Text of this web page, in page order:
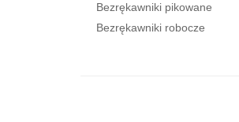
Bezrękawniki pikowane
Bezrękawniki robocze